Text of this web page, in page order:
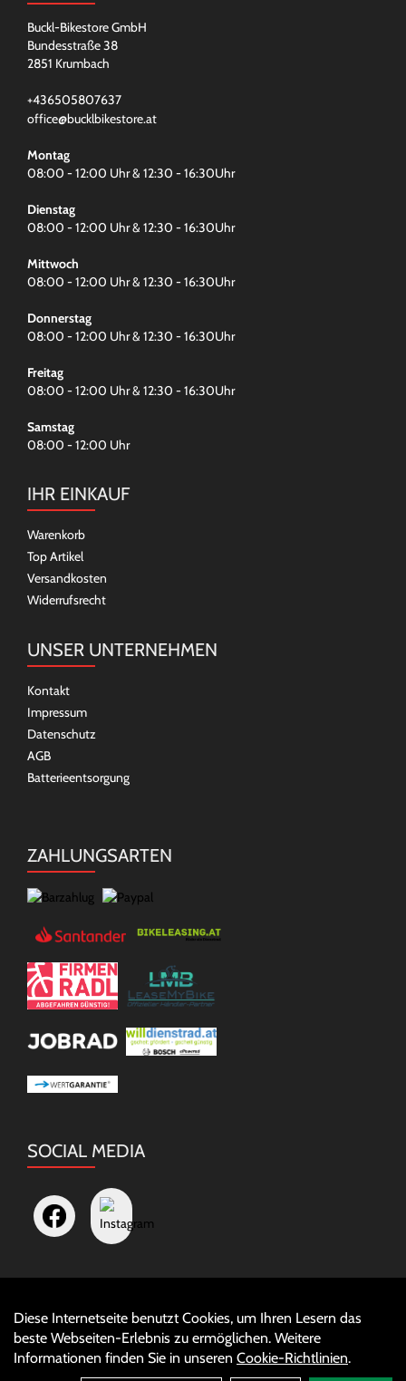
Buckl-Bikestore GmbH
Bundesstraße 38
2851 Krumbach
+436505807637
office@bucklbikestore.at
Montag
08:00 - 12:00 Uhr & 12:30 - 16:30Uhr
Dienstag
08:00 - 12:00 Uhr & 12:30 - 16:30Uhr
Mittwoch
08:00 - 12:00 Uhr & 12:30 - 16:30Uhr
Donnerstag
08:00 - 12:00 Uhr & 12:30 - 16:30Uhr
Freitag
08:00 - 12:00 Uhr & 12:30 - 16:30Uhr
Samstag
08:00 - 12:00 Uhr
IHR EINKAUF
Warenkorb
Top Artikel
Versandkosten
Widerrufsrecht
UNSER UNTERNEHMEN
Kontakt
Impressum
Datenschutz
AGB
Batterieentsorgung
ZAHLUNGSARTEN
SOCIAL MEDIA
Diese Internetseite benutzt Cookies, um Ihren Lesern das
beste Webseiten-Erlebnis zu ermöglichen. Weitere
Informationen finden Sie in unseren Cookie-Richtlinien.
Auftrag widerrufen